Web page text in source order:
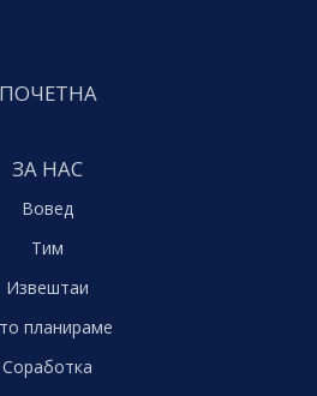
ПОЧЕТНА
ЗА НАС
Вовед
Тим
Извештаи
планираме
Соработка